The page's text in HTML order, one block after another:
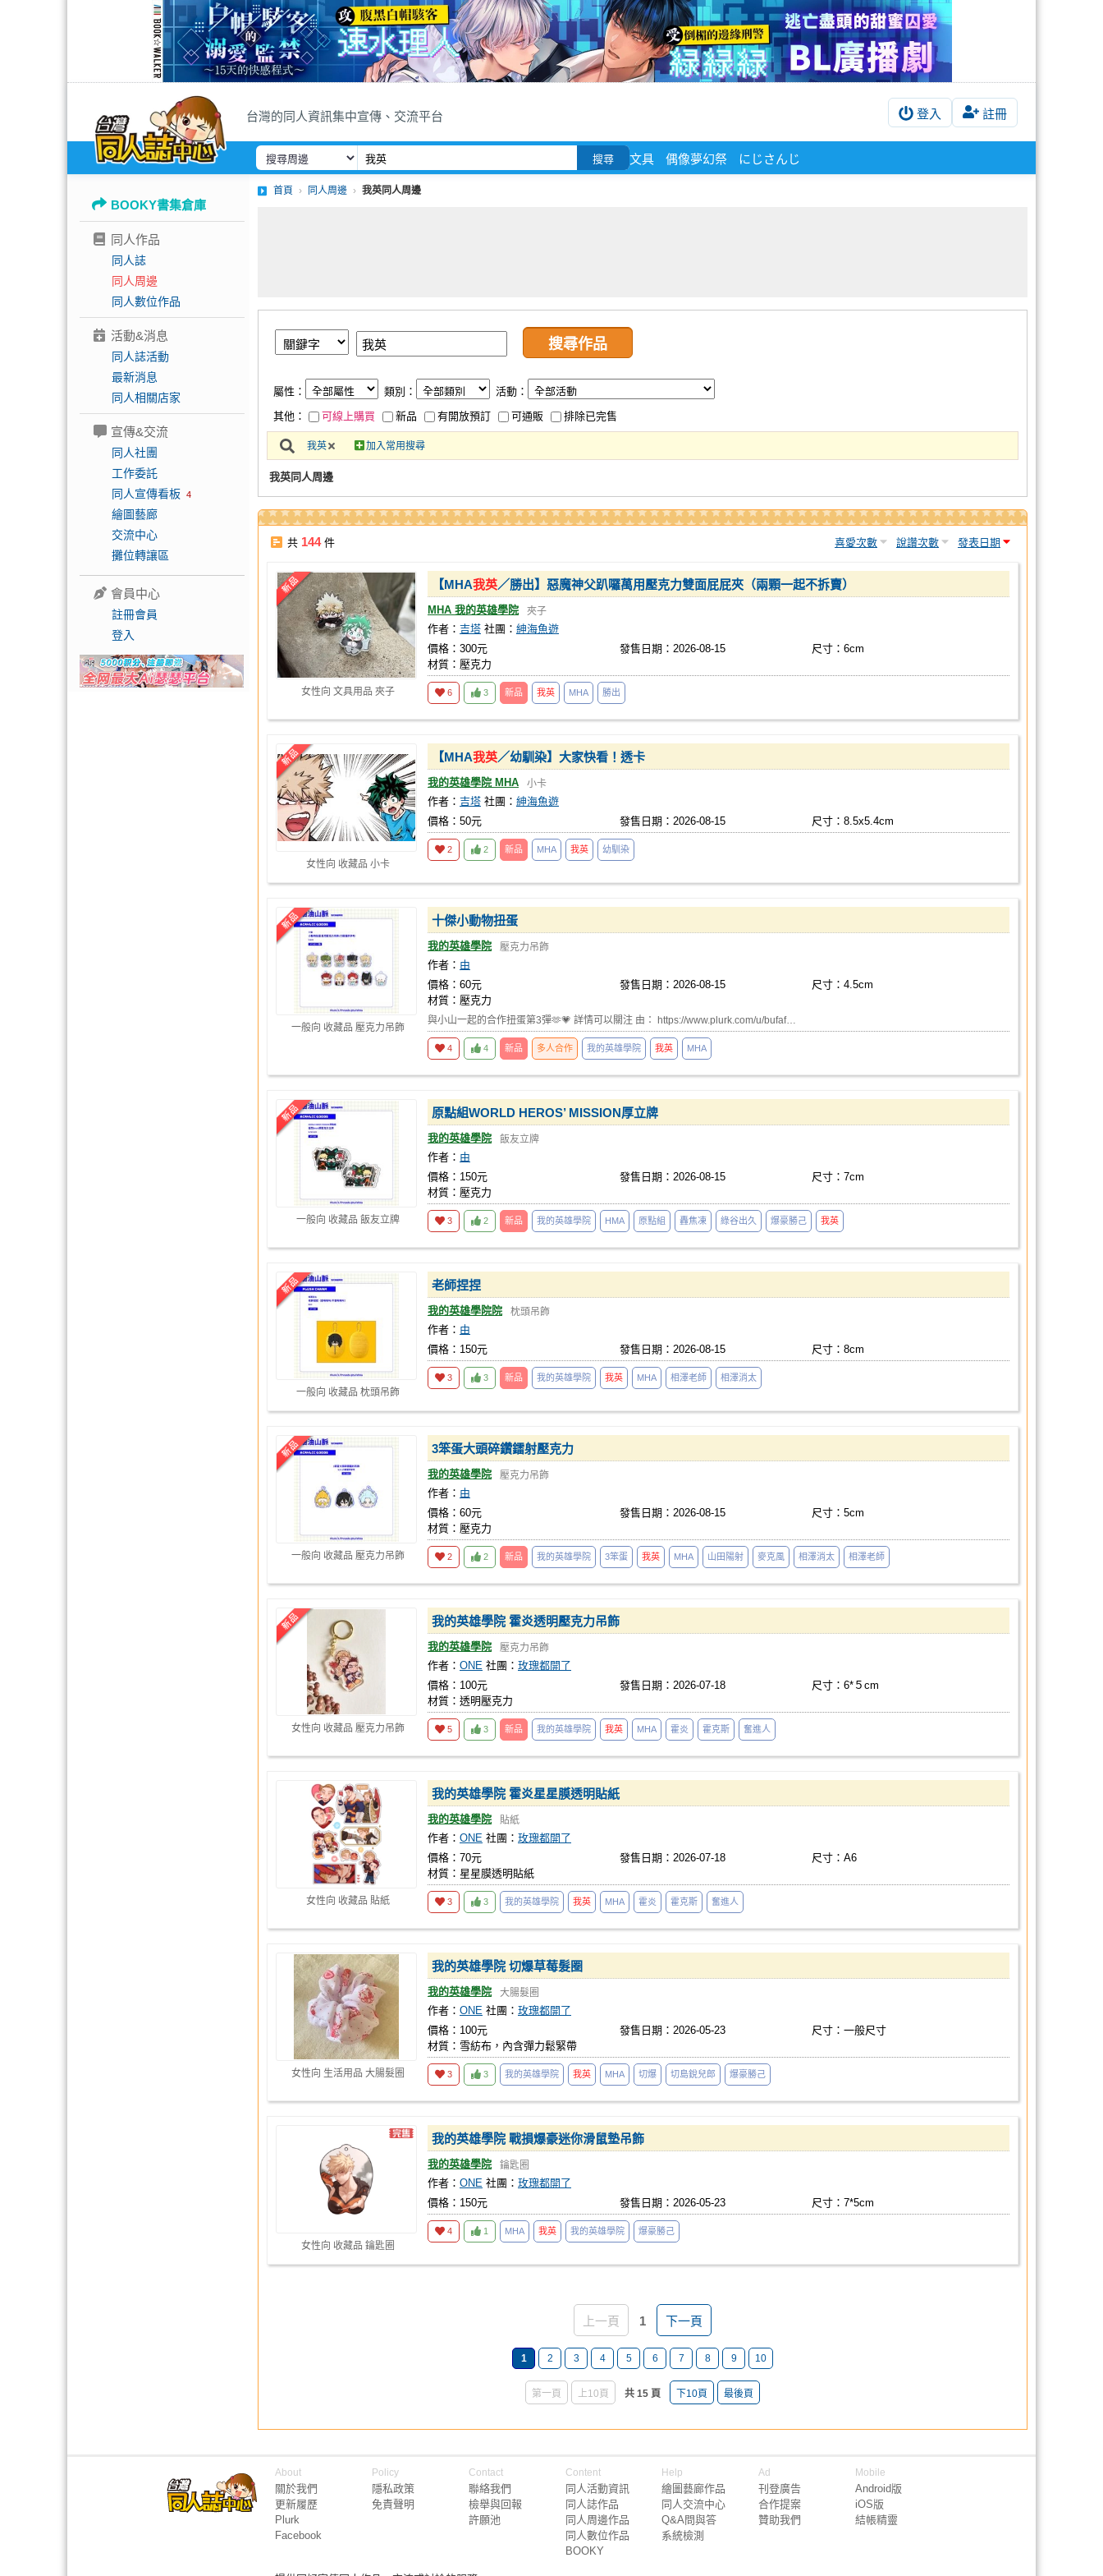
台灣的同人資訊集中宣傳、交流平台 登入 註冊
搜尋 文具 偶像夢幻祭 にじさんじ
BOOKY書集倉庫
同人作品
同人誌
同人周邊
同人數位作品
活動&消息
同人誌活動
最新消息
同人相關店家
宣傳&交流
同人社團
工作委託
同人宣傳看板 4
繪圖藝廊
交流中心
攤位轉讓區
會員中心
註冊會員
登入
首頁 同人周邊 我英同人周邊
屬性： 類別：
活動：
其他：
可線上購買 新品 有開放預訂 可通販 排除已完售
我英 加入常用搜尋
我英同人周邊
共 144件 喜愛次數 說讚次數 發表日期
女性向 文具用品 夾子
【MHA我英／勝出】惡魔神父趴囉萬用壓克力雙面屁屁夾（兩顆一起不拆賣）
MHA 我的英雄學院 夾子
作者： 吉塔 社團： 紳海魚遊
價格：300元
發售日期：2026-08-15
尺寸：6cm
材質：壓克力
6 3 新品 我英 MHA 勝出
女性向 收藏品 小卡
【MHA我英／幼馴染】大家快看！透卡
我的英雄學院 MHA 小卡
作者： 吉塔 社團： 紳海魚遊
價格：50元
發售日期：2026-08-15 尺寸：8.5x5.4cm
2 2 新品 MHA 我英 幼馴染
一般向 收藏品 壓克力吊飾
十傑小動物扭蛋
我的英雄學院 壓克力吊飾
作者： 由
價格：60元
發售日期：2026-08-15
尺寸：4.5cm
材質：壓克力
與小山一起的合作扭蛋第3彈🫶💗 詳情可以關注 由： https://www.plurk.com/u/bufaf…
4 4 新品 多人合作 我的英雄學院 我英 MHA
一般向 收藏品 飯友立牌
原點組WORLD HEROS’ MISSION厚立牌
我的英雄學院 飯友立牌
作者： 由
價格：150元
發售日期：2026-08-15
尺寸：7cm
材質：壓克力
3 2 新品 我的英雄學院 HMA 原點組 轟焦凍 綠谷出久 爆豪勝己 我英
一般向 收藏品 枕頭吊飾
老師捏捏
我的英雄學院院 枕頭吊飾
作者： 由
價格：150元
發售日期：2026-08-15 尺寸：8cm
3 3 新品 我的英雄學院 我英 MHA 相澤老師 相澤消太
一般向 收藏品 壓克力吊飾
3笨蛋大頭碎鑽鐳射壓克力
我的英雄學院 壓克力吊飾
作者： 由
價格：60元
發售日期：2026-08-15
尺寸：5cm
材質：壓克力
2 2 新品 我的英雄學院 3笨蛋 我英 MHA 山田陽射 麥克風 相澤消太 相澤老師
女性向 收藏品 壓克力吊飾
我的英雄學院 霍炎透明壓克力吊飾
我的英雄學院 壓克力吊飾
作者： ONE 社團： 玫瑰都開了
價格：100元
發售日期：2026-07-18
尺寸：6*５cm
材質：透明壓克力
5 3 新品 我的英雄學院 我英 MHA 霍炎 霍克斯 奮進人
女性向 收藏品 貼紙
我的英雄學院 霍炎星星膜透明貼紙
我的英雄學院 貼紙
作者： ONE 社團： 玫瑰都開了
價格：70元
發售日期：2026-07-18
尺寸：A6
材質：星星膜透明貼紙
3 3 我的英雄學院 我英 MHA 霍炎 霍克斯 奮進人
女性向 生活用品 大腸髮圈
我的英雄學院 切爆草莓髮圈
我的英雄學院 大腸髮圈
作者： ONE 社團： 玫瑰都開了
價格：100元
發售日期：2026-05-23
尺寸：一般尺寸
材質：雪紡布，內含彈力鬆緊帶
3 3 我的英雄學院 我英 MHA 切爆 切島銳兒郎 爆豪勝己
女性向 收藏品 鑰匙圈
我的英雄學院 戰損爆豪迷你滑鼠墊吊飾
我的英雄學院 鑰匙圈
作者： ONE 社團： 玫瑰都開了
價格：150元
發售日期：2026-05-23 尺寸：7*5cm
4 1 MHA 我英 我的英雄學院 爆豪勝己
上一頁 1 下一頁
1 2 3 4 5 6 7 8 9 10
第一頁 上10頁 共 15 頁 下10頁 最後頁
About
關於我們
更新履歷
Plurk
Facebook
Policy
隱私政策
免責聲明
Contact
聯絡我們
檢舉與回報
許願池
Content
同人活動資訊
同人誌作品
同人周邊作品
同人數位作品
BOOKY
Help
繪圖藝廊作品
同人交流中心
Q&A問與答
系統檢測
Ad
刊登廣告
合作提案
贊助我們
Mobile
Android版
iOS版
結帳精靈